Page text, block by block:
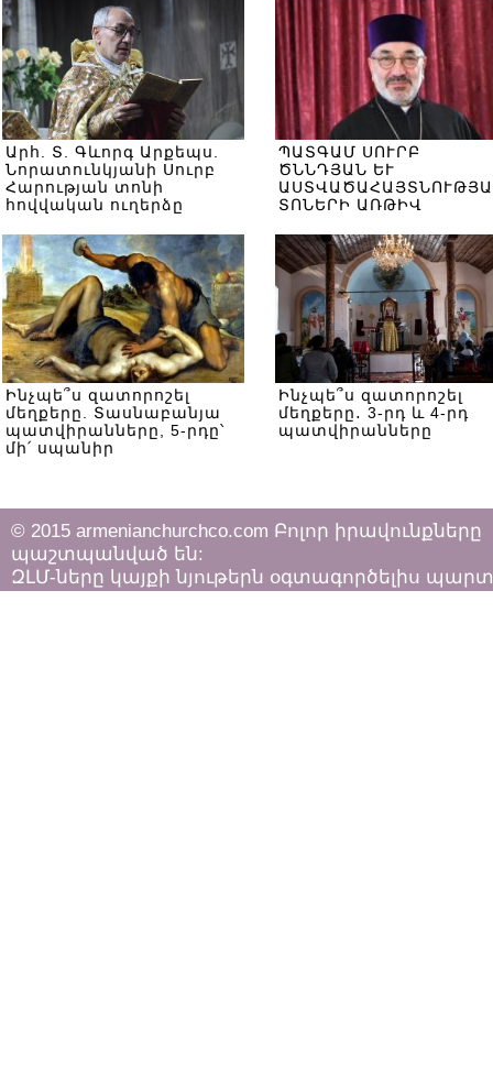
Արհ. Տ. Գևորգ Արքեպս.
Նորատունկյանի Սուրբ
Հարության տոնի
հովվական ուղերձը
ՊԱՏԳԱՄ ՍՈՒՐԲ
ԾՆՆԴՅԱՆ ԵՒ
ՏՈՆԵՐԻ ԱՌԹԻՎ
Ինչպե՞ս զատորոշել
մեղքերը. Տասնաբանյա
պատվիրանները, 5-րդը՝
մի՛ սպանիր
Ինչպե՞ս զատորոշել
մեղքերը․ 3-րդ և 4-րդ
պատվիրանները
© 2015 armenianchurchco.com Բոլոր իրավունքները
պաշտպանված են:
ԶԼՄ-ները կայքի նյութերն օգտագործելիս